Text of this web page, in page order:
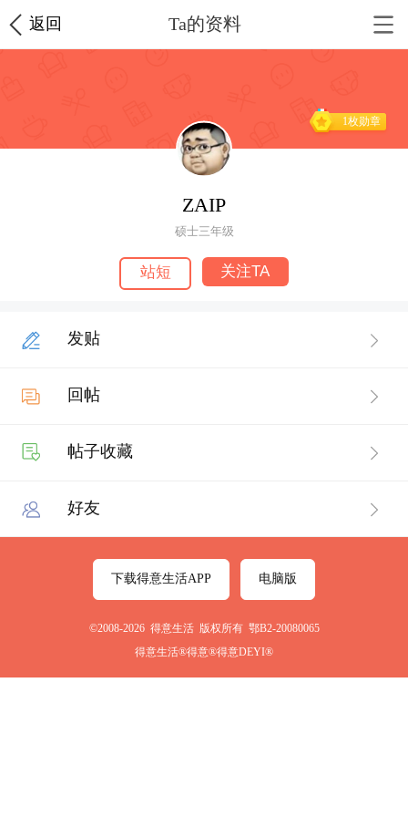
返回 Ta的资料
1枚勋章
ZAIP
硕士三年级
站短 关注TA
发贴
回帖
帖子收藏
好友
下载得意生活APP 电脑版
©2008-2026 得意生活 版权所有 鄂B2-20080065
得意生活®得意®得意DEYI®